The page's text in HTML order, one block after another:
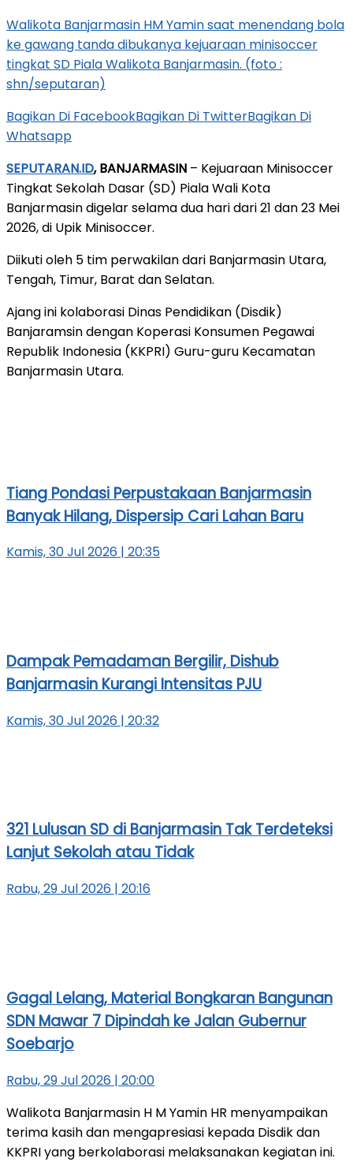
Walikota Banjarmasin HM Yamin saat menendang bola
ke gawang tanda dibukanya kejuaraan minisoccer
tingkat SD Piala Walikota Banjarmasin. (foto :
shn/seputaran)
Bagikan Di FacebookBagikan Di TwitterBagikan Di
Whatsapp
SEPUTARAN.ID, BANJARMASIN – Kejuaraan Minisoccer
Tingkat Sekolah Dasar (SD) Piala Wali Kota
Banjarmasin digelar selama dua hari dari 21 dan 23 Mei
2026, di Upik Minisoccer.
Diikuti oleh 5 tim perwakilan dari Banjarmasin Utara,
Tengah, Timur, Barat dan Selatan.
Ajang ini kolaborasi Dinas Pendidikan (Disdik)
Banjaramsin dengan Koperasi Konsumen Pegawai
Republik Indonesia (KKPRI) Guru-guru Kecamatan
Banjarmasin Utara.
Tiang Pondasi Perpustakaan Banjarmasin
Banyak Hilang, Dispersip Cari Lahan Baru
Kamis, 30 Jul 2026 | 20:35
Dampak Pemadaman Bergilir, Dishub
Banjarmasin Kurangi Intensitas PJU
Kamis, 30 Jul 2026 | 20:32
321 Lulusan SD di Banjarmasin Tak Terdeteksi
Lanjut Sekolah atau Tidak
Rabu, 29 Jul 2026 | 20:16
Gagal Lelang, Material Bongkaran Bangunan
SDN Mawar 7 Dipindah ke Jalan Gubernur
Soebarjo
Rabu, 29 Jul 2026 | 20:00
Walikota Banjarmasin H M Yamin HR menyampaikan
terima kasih dan mengapresiasi kepada Disdik dan
KKPRI yang berkolaborasi melaksanakan kegiatan ini.